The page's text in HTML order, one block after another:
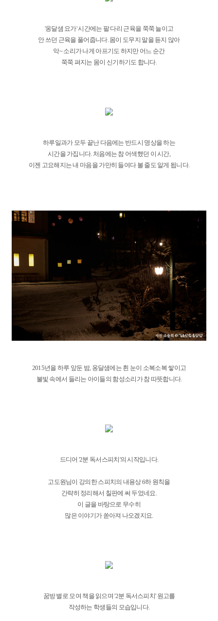
'옹달샘 요가' 시간에는 팔 다리 근육을 쭉쭉 늘이고
안 쓰던 근육을 풀어줍니다. 몸이 도무지 말을 듣지 않아
악~ 소리가 나게 아프기도 하지만 어느 순간
쭉쭉 펴지는 몸이 신기하기도 합니다.
하루일과가 모두 끝난 다음에는 반드시 명상을 하는
시간을 가집니다. 처음에는 참 어색했던 이 시간,
이젠 고요해지는 내 마음을 가만히 들여다 볼 줄도 알게 됩니다.
2015년을 하루 앞둔 밤, 옹달샘에는 흰 눈이 소복소복 쌓이고
불빛 속에서 들리는 아이들의 함성소리가 참 따뜻합니다.
드디어 '2분 독서스피치'의 시작입니다.
고도원님이 강의한 스피치의 내용상 6하 원칙을
간략히 정리해서 칠판에 써 두었네요.
이 글을 바탕으로 무수히
많은 이야기가 쏟아져 나오겠지요.
꿈방 별로 모여 책을 읽으며 '2분 독서스피치' 원고를
작성하는 학생들의 모습입니다.